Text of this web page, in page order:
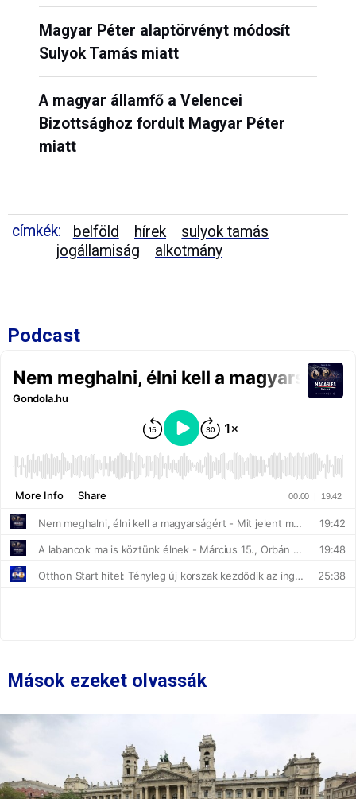
Magyar Péter alaptörvényt módosít
Sulyok Tamás miatt
A magyar államfő a Velencei
Bizottsághoz fordult Magyar Péter
miatt
címkék: belföld hírek
sulyok tamás
jogállamiság
alkotmány
Podcast
Mások ezeket olvassák